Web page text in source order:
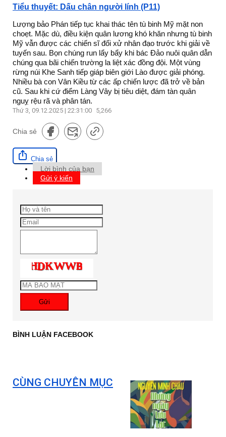
Tiểu thuyết: Dấu chân người lính (P11)
Lượng bảo Phán tiếp tục khai thác tên tù binh Mỹ mặt non
choẹt. Mặc dù, điều kiện quân lương khó khăn nhưng tù binh
Mỹ vẫn được các chiến sĩ đối xử nhân đạo trước khi giải về
tuyến sau. Bọn chúng run lẩy bẩy khi bác Đảo nuôi quân dẫn
chúng qua bãi chiến trường la liệt xác đồng đội. Một vùng
rừng núi Khe Sanh tiếp giáp biên giới Lào được giải phóng.
Nhiều bà con Vân Kiều từ các ấp chiến lược đã trở về bản
cũ. Sau khi cứ điểm Làng Vây bị tiêu diệt, đám tàn quân
nguỵ rệu rã và phân tán.
Thứ 3, 09.12.2025 | 22:31:00 5,266
Chia sẻ
Chia sẻ
Lời bình của bạn
Gửi ý kiến
Gửi
BÌNH LUẬN FACEBOOK
CÙNG CHUYÊN MỤC